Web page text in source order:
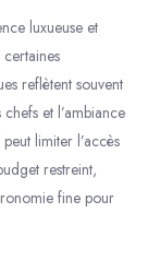
luxueuse et
reflètent souvent
et l’ambiance
limiter l’accès
restreint,
fine pour